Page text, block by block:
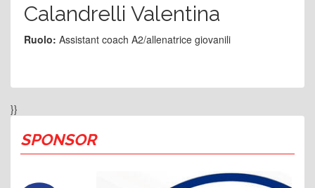
}}
SPONSOR
Calandrelli Valentina
Ruolo: Assistant coach A2/allenatrice giovanili